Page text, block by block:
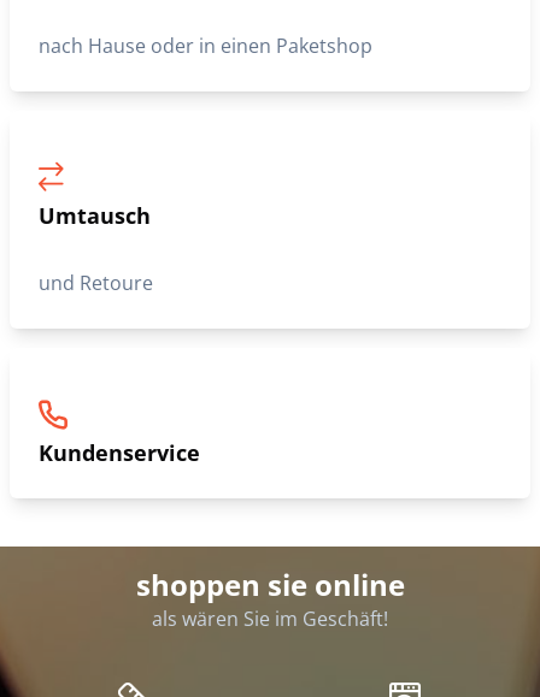
nach Hause oder in einen Paketshop
Umtausch
und Retoure
Kundenservice
shoppen sie online
als wären Sie im Geschäft!